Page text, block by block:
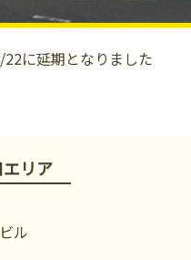
に延期となりました
リア
ル